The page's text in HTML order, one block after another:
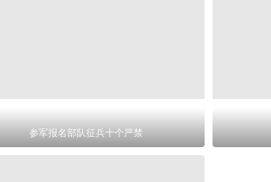
参军报名部队征兵十个严禁